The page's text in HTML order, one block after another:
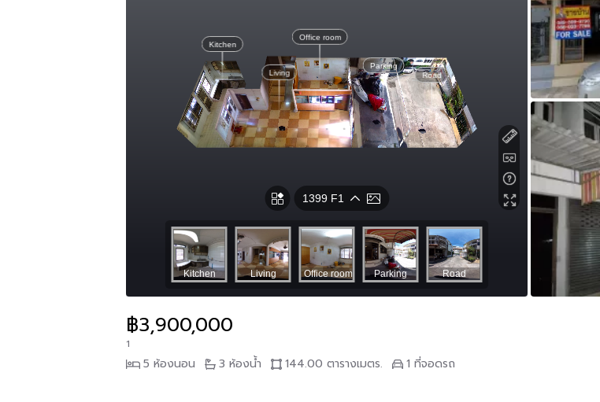
฿3,900,000
1
5 ห้องนอน 3 ห้องน้ำ 144.00 ตารางเมตร. 1 ที่จอดรถ